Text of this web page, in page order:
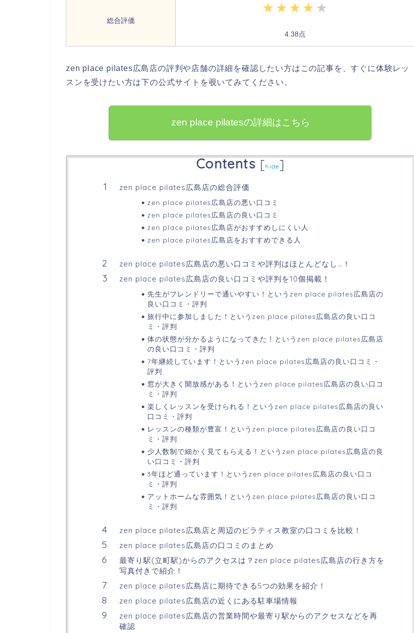
総合評価
4.38点
zen place pilates広島店の評判や店舗の詳細を確認したい方はこの記事を、すぐに体験レッ
スンを受けたい方は下の公式サイトを覗いてみてください。
zen place pilatesの詳細はこちら
Contents [hide]
zen place pilates広島店の総合評価
zen place pilates広島店の悪い口コミ
zen place pilates広島店の良い口コミ
zen place pilates広島店がおすすめしにくい人
zen place pilates広島店をおすすめできる人
zen place pilates広島店の悪い口コミや評判はほとんどなし…！
zen place pilates広島店の良い口コミや評判を10個掲載！
先生がフレンドリーで通いやすい！というzen place pilates広島店の
良い口コミ・評判
旅行中に参加しました！というzen place pilates広島店の良い口コ
ミ・評判
体の状態が分かるようになってきた！というzen place pilates広島店
の良い口コミ・評判
7年継続しています！というzen place pilates広島店の良い口コミ・
評判
窓が大きく開放感がある！というzen place pilates広島店の良い口コ
ミ・評判
楽しくレッスンを受けられる！というzen place pilates広島店の良い
口コミ・評判
レッスンの種類が豊富！というzen place pilates広島店の良い口コ
ミ・評判
少人数制で細かく見てもらえる！というzen place pilates広島店の良
い口コミ・評判
3年ほど通っています！というzen place pilates広島店の良い口コ
ミ・評判
アットホームな雰囲気！というzen place pilates広島店の良い口コ
ミ・評判
zen place pilates広島店と周辺のピラティス教室の口コミを比較！
zen place pilates広島店の口コミのまとめ
最寄り駅(立町駅)からのアクセスは？zen place pilates広島店の行き方を
写真付きで紹介！
zen place pilates広島店に期待できる5つの効果を紹介！
zen place pilates広島店の近くにある駐車場情報
zen place pilates広島店の営業時間や最寄り駅からのアクセスなどを再
確認